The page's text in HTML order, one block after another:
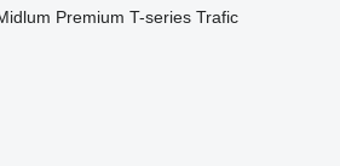
Premium T-series Trafic